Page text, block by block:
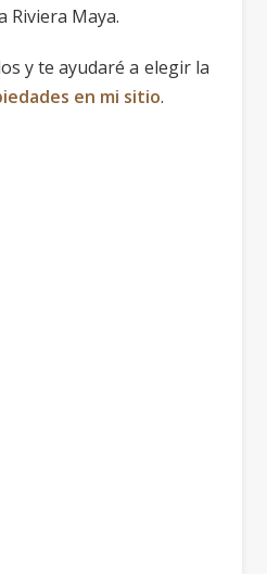
Riviera Maya.
y te ayudaré a elegir la
en mi sitio.